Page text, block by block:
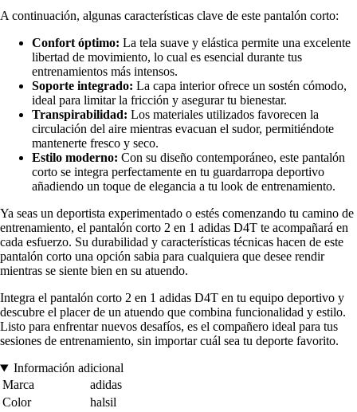
A continuación, algunas características clave de este pantalón corto:
Confort óptimo: La tela suave y elástica permite una excelente
libertad de movimiento, lo cual es esencial durante tus
entrenamientos más intensos.
Soporte integrado: La capa interior ofrece un sostén cómodo,
ideal para limitar la fricción y asegurar tu bienestar.
Transpirabilidad: Los materiales utilizados favorecen la
circulación del aire mientras evacuan el sudor, permitiéndote
mantenerte fresco y seco.
Estilo moderno: Con su diseño contemporáneo, este pantalón
corto se integra perfectamente en tu guardarropa deportivo
añadiendo un toque de elegancia a tu look de entrenamiento.
Ya seas un deportista experimentado o estés comenzando tu camino de
entrenamiento, el pantalón corto 2 en 1 adidas D4T te acompañará en
cada esfuerzo. Su durabilidad y características técnicas hacen de este
pantalón corto una opción sabia para cualquiera que desee rendir
mientras se siente bien en su atuendo.
Integra el pantalón corto 2 en 1 adidas D4T en tu equipo deportivo y
descubre el placer de un atuendo que combina funcionalidad y estilo.
Listo para enfrentar nuevos desafíos, es el compañero ideal para tus
sesiones de entrenamiento, sin importar cuál sea tu deporte favorito.
Información adicional
Marca
adidas
Color
halsil